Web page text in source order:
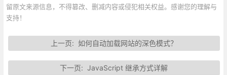
留原文来源信息，不得篡改、删减内容或侵犯相关权益。感谢您的理解与
支持！
上一页: 如何自动加载网站的深色模式？
下一页:JavaScript 继承方式详解